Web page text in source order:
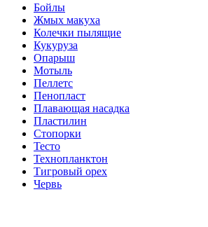
Бойлы
Жмых макуха
Колечки пылящие
Кукуруза
Опарыш
Мотыль
Пеллетс
Пенопласт
Плавающая насадка
Пластилин
Стопорки
Тесто
Технопланктон
Тигровый орех
Червь